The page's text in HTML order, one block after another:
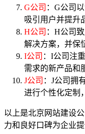
G公司 ：G公司
吸引用户并提升
H公司 ：H公司
解决方案，并保
I公司 ：I公司注
需求的新产品和
J公司 ：J公司拥
进行个性化定制
以上是北京网站建设
力和良好口碑为企业